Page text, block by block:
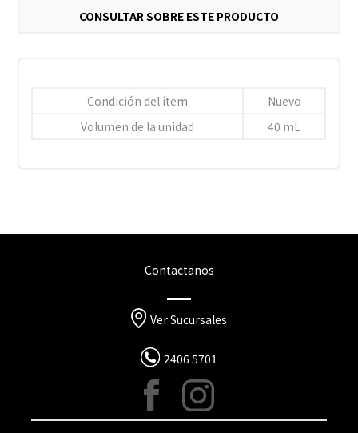
CONSULTAR SOBRE ESTE PRODUCTO
Condición del ítem
Nuevo
Volumen de la unidad
40 mL
Contactanos
Ver Sucursales
2406 5701